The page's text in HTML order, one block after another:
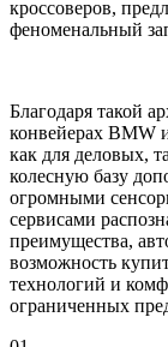
кроссоверов,
феноменальный
Благодаря такой
конвейерах BMW
как для деловых,
колесную базу
огромными
сервисами
преимущества,
возможность
технологий и
ограниченных